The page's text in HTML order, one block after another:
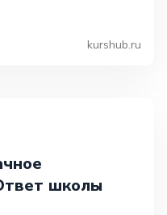
kurshub.ru
школы